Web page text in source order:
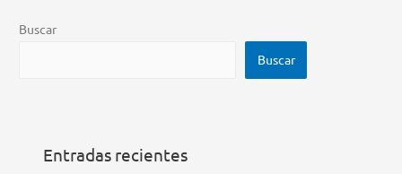
Buscar
Buscar
Entradas recientes